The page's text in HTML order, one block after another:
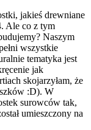
jakieś drewniane
Ale co z tym
Naszym
wszystkie
tematyka jest
jak
skojarzyłam, że
:D). W
surowców tak,
umieszczony na